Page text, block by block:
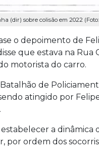
(dir) sobre colisão em 2022
o depoimento de
que estava na Rua
motorista do carro.
de
atingido por
a dinâmica
por ordem dos